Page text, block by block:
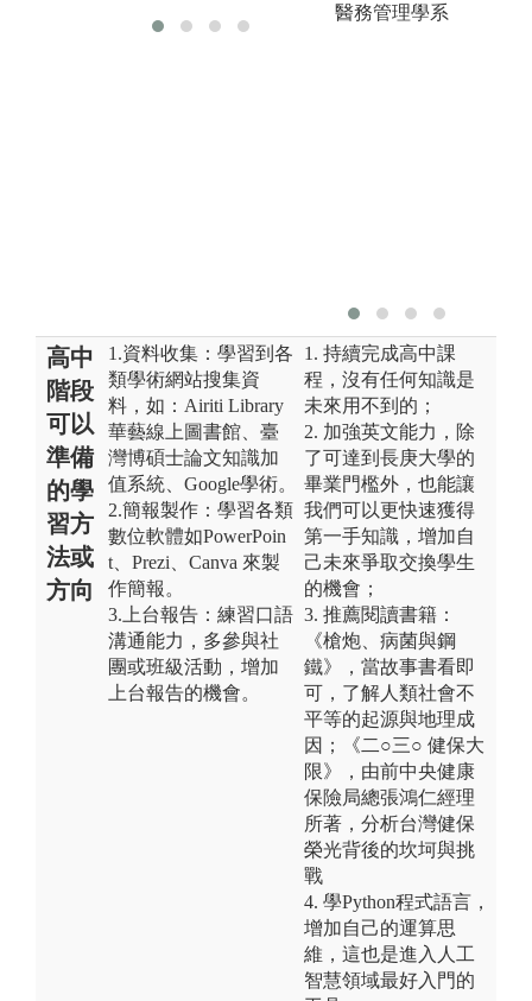
醫務管理學系
高中
階段
可以
準備
的學
習方
法或
方向
1.資料收集：學習到各
類學術網站搜集資
料，如：Airiti Library
華藝線上圖書館、臺
灣博碩士論文知識加
值系統、Google學術。
2.簡報製作：學習各類
數位軟體如PowerPoin
t、Prezi、Canva 來製
作簡報。
3.上台報告：練習口語
溝通能力，多參與社
團或班級活動，增加
上台報告的機會。
1. 持續完成高中課
程，沒有任何知識是
未來用不到的；
2. 加強英文能力，除
了可達到長庚大學的
畢業門檻外，也能讓
我們可以更快速獲得
第一手知識，增加自
己未來爭取交換學生
的機會；
3. 推薦閱讀書籍：
《槍炮、病菌與鋼
鐵》，當故事書看即
可，了解人類社會不
平等的起源與地理成
因；《二○三○ 健保大
限》，由前中央健康
保險局總張鴻仁經理
所著，分析台灣健保
榮光背後的坎坷與挑
戰
4. 學Python程式語言，
增加自己的運算思
維，這也是進入人工
智慧領域最好入門的